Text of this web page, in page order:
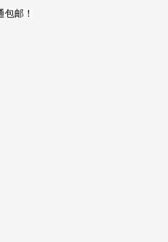
包邮！